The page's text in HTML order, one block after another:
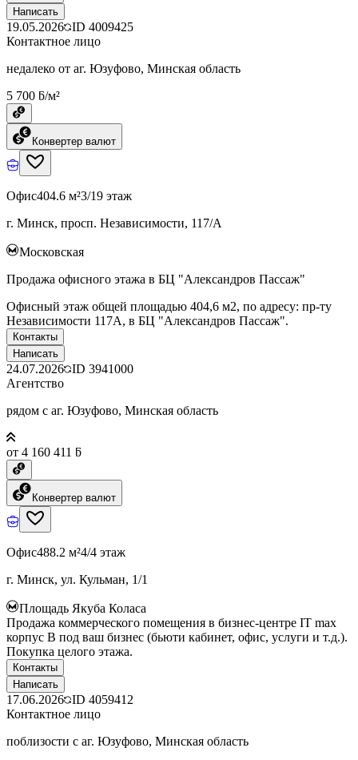
Написать
19.05.2026 ID 4009425
Контактное лицо
недалеко от аг. Юзуфово, Минская область
5 700 ƃ/м²
Конвертер валют
Офис404.6 м²3/19 этаж
г. Минск, просп. Независимости, 117/А
Московская
Продажа офисного этажа в БЦ "Александров Пассаж"
Офисный этаж общей площадью 404,6 м2, по адресу: пр-ту
Независимости 117А, в БЦ "Александров Пассаж".
Контакты
Написать
24.07.2026 ID 3941000
Агентство
рядом с аг. Юзуфово, Минская область
от 4 160 411 ƃ
Конвертер валют
Офис488.2 м²4/4 этаж
г. Минск, ул. Кульман, 1/1
Площадь Якуба Коласа
Продажа коммерческого помещения в бизнес-центре IT max
корпус B под ваш бизнес (бьюти кабинет, офис, услуги и т.д.).
Покупка целого этажа.
Контакты
Написать
17.06.2026 ID 4059412
Контактное лицо
поблизости с аг. Юзуфово, Минская область